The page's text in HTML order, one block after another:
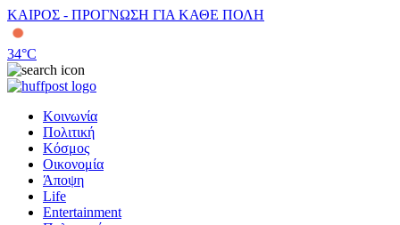
ΚΑΙΡΟΣ - ΠΡΟΓΝΩΣΗ ΓΙΑ ΚΑΘΕ ΠΟΛΗ
34°C
Κοινωνία
Πολιτική
Κόσμος
Οικονομία
Άποψη
Life
Entertainment